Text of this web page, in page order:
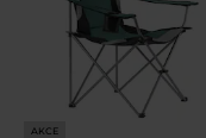
AKCE